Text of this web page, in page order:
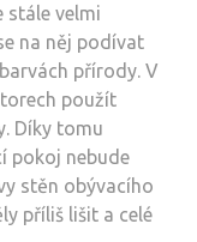
stále velmi
na něj podívat
přírody. V
použít
Díky tomu
pokoj nebude
stěn obývacího
příliš lišit a celé